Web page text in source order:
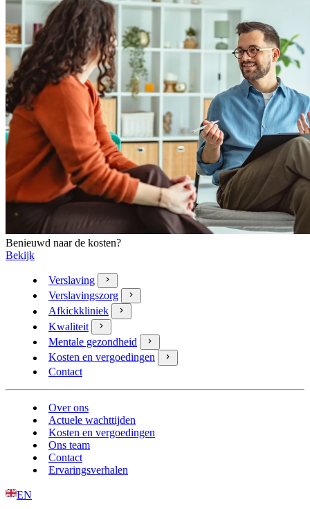
Benieuwd naar de kosten?
Bekijk
Verslaving
Verslavingszorg
Afkickkliniek
Kwaliteit
Mentale gezondheid
Kosten en vergoedingen
Contact
Over ons
Actuele wachttijden
Kosten en vergoedingen
Ons team
Contact
Ervaringsverhalen
EN